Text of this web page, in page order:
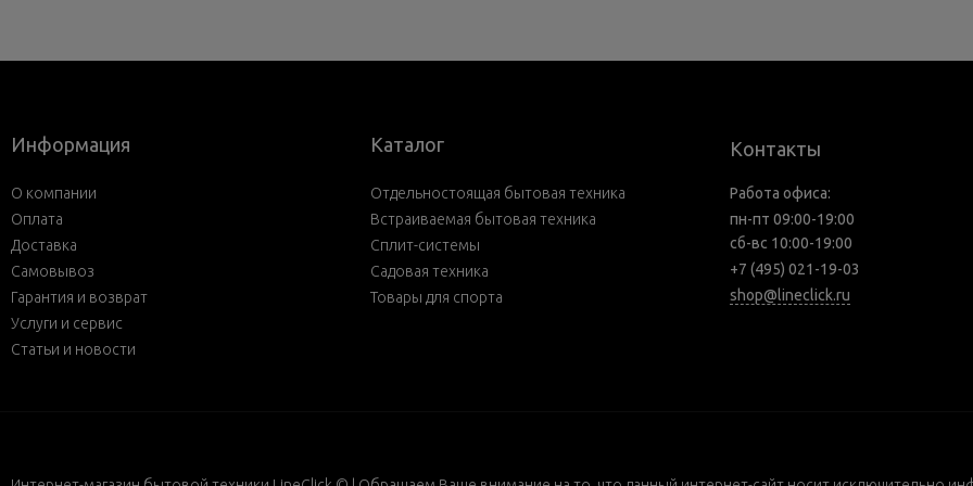
Информация
О компании
Оплата
Доставка
Самовывоз
Гарантия и возврат
Услуги и сервис
Статьи и новости
Каталог
Отдельностоящая бытовая техника
Встраиваемая бытовая техника
Сплит-системы
Садовая техника
Товары для спорта
Контакты
Работа офиса:
пн-пт 09:00-19:00
сб-вс 10:00-19:00
+7 (495) 021-19-03
shop@lineclick.ru